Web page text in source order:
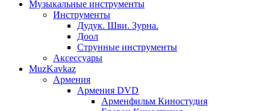
Музыкальные инструменты
Инструменты
Дудук. Шви. Зурна.
Доол
Струнные инструменты
Аксессуары
MuzKavkaz
Армения
Армения DVD
Арменфильм Киностудия